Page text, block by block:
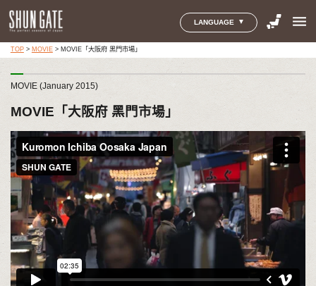
LANGUAGE menu
TOP> MOVIE> MOVIE「大阪府 黑門市場」
MOVIE (January 2015)
MOVIE「大阪府 黑門市場」